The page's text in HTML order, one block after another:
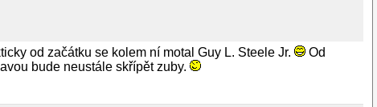
od začátku se kolem ní motal Guy L. Steele Jr.
Od
bude neustále skřípět zuby.